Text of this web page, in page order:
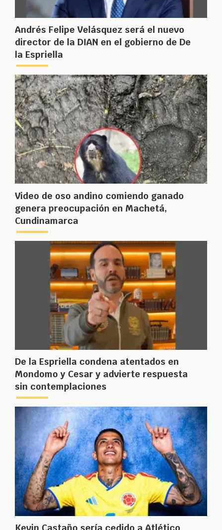
Andrés Felipe Velásquez será el nuevo
director de la DIAN en el gobierno de De
la Espriella
Video de oso andino comiendo ganado
genera preocupación en Machetá,
Cundinamarca
De la Espriella condena atentados en
Mondomo y Cesar y advierte respuesta
sin contemplaciones